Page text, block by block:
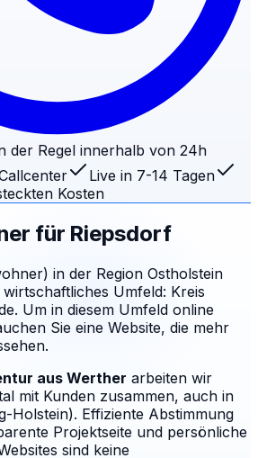
der Regel innerhalb von 24h
Live in 7-14 Tagen
Kosten
für Riepsdorf
in der Region Ostholstein
wirtschaftliches Umfeld: Kreis
Um in diesem Umfeld online
Sie eine Website, die mehr
aus Werther arbeiten wir
mit Kunden zusammen, auch in
Holstein). Effiziente Abstimmung
Projektseite und persönliche
sind keine